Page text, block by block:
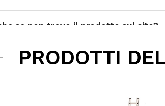
se non trovo il prodotto sul sito?
trattate?
PRODOTTI